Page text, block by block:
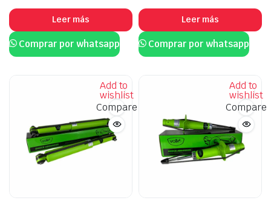
Leer más
Comprar por whatsapp
Leer más
Comprar por whatsapp
Add to
wishlist
Compare
Add to
wishlist
Compare